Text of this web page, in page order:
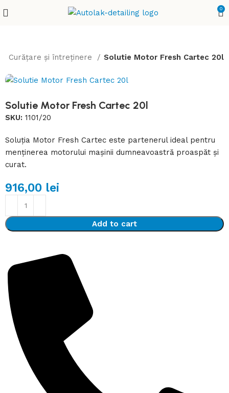
0
Curățare și întreținere Solutie Motor Fresh Cartec 20l
Solutie Motor Fresh Cartec 20l
SKU:1101/20
Soluția Motor Fresh Cartec este partenerul ideal pentru
menținerea motorului mașinii dumneavoastră proaspăt și
curat.
916,00 lei
Add to cart